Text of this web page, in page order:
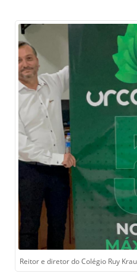
Reitor e diretor do Colégio Ruy